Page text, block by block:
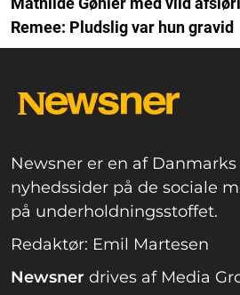
Remee: Pludslig var hun gravid
Newsner er en af Danmarks
nyhedssider på de sociale
på underholdningsstoffet.
Redaktør: Emil Martesen
Newsner drives af Media